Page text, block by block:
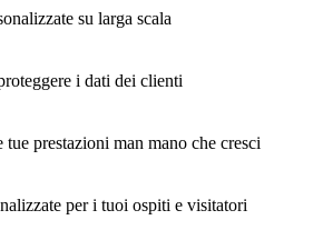
su larga scala
i dati dei clienti
tue prestazioni man mano che cresci
per i tuoi ospiti e visitatori